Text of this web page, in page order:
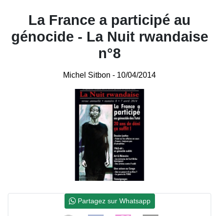
La France a participé au
génocide - La Nuit rwandaise
n°8
Michel Sitbon - 10/04/2014
Partagez sur Whatsapp